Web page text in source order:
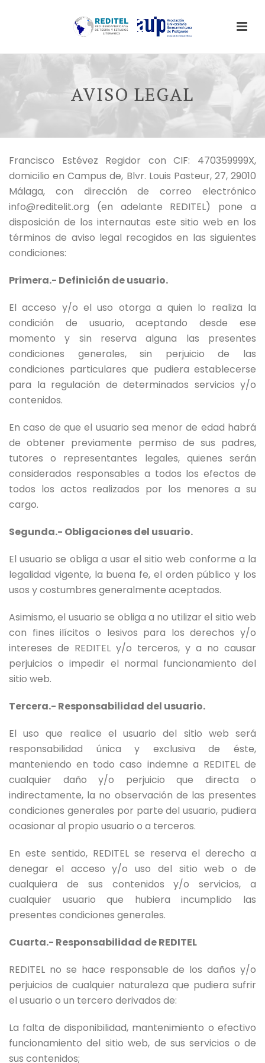
AVISO LEGAL
Francisco Estévez Regidor con CIF: 470359999X,
domicilio enCampus de, Blvr. Louis Pasteur, 27, 29010
Málaga, con dirección de correo electrónico
info@reditelit.org (en adelante REDITEL) pone a
disposición de los internautas este sitio web en los
términos de aviso legal recogidos en las siguientes
condiciones:
Primera.- Definición de usuario.
El acceso y/o el uso otorga a quien lo realiza la
condición de usuario, aceptando desde ese
momento y sin reserva alguna las presentes
condiciones generales, sin perjuicio de las
condiciones particulares que pudiera establecerse
para la regulación de determinados servicios y/o
contenidos.
En caso de que el usuario sea menor de edad habrá
de obtener previamente permiso de sus padres,
tutores o representantes legales, quienes serán
considerados responsables a todos los efectos de
todos los actos realizados por los menores a su
cargo.
Segunda.- Obligaciones del usuario.
El usuario se obliga a usar el sitio web conforme a la
legalidad vigente, la buena fe, el orden público y los
usos y costumbres generalmente aceptados.
Asimismo, el usuario se obliga a no utilizar el sitio web
con fines ilícitos o lesivos para los derechos y/o
intereses de REDITEL y/o terceros, y a no causar
perjuicios o impedir el normal funcionamiento del
sitio web.
Tercera.- Responsabilidad del usuario.
El uso que realice el usuario del sitio web será
responsabilidad única y exclusiva de éste,
manteniendo en todo caso indemne a REDITEL de
cualquier daño y/o perjuicio que directa o
indirectamente, la no observación de las presentes
condiciones generales por parte del usuario, pudiera
ocasionar al propio usuario o a terceros.
En este sentido, REDITEL se reserva el derecho a
denegar el acceso y/o uso del sitio web o de
cualquiera de sus contenidos y/o servicios, a
cualquier usuario que hubiera incumplido las
presentes condiciones generales.
Cuarta.- Responsabilidad de REDITEL
REDITEL no se hace responsable de los daños y/o
perjuicios de cualquier naturaleza que pudiera sufrir
el usuario o un tercero derivados de:
La falta de disponibilidad, mantenimiento o efectivo
funcionamiento del sitio web, de sus servicios o de
sus contenidos;